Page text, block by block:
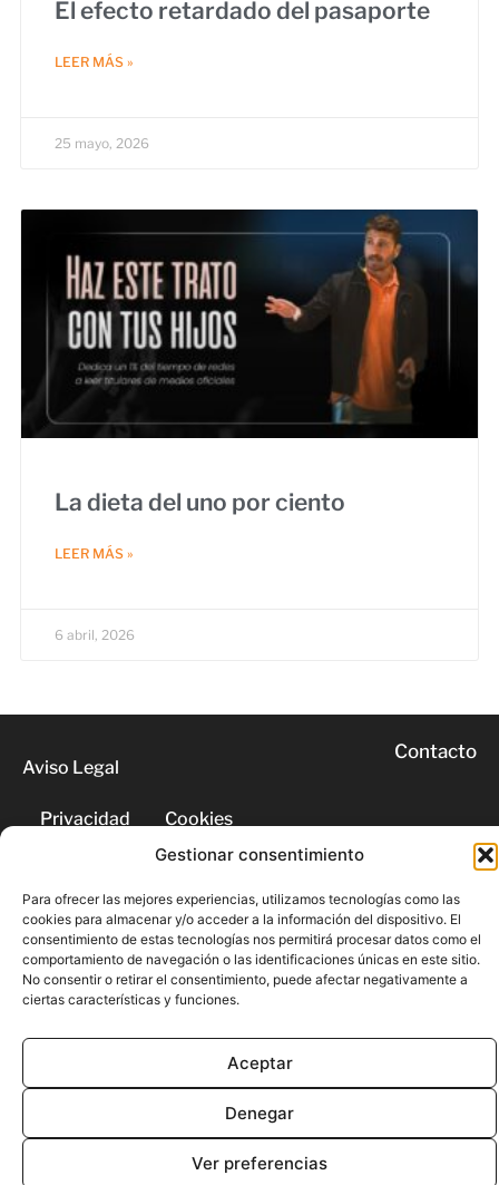
Gestionar consentimiento
Para ofrecer las mejores experiencias, utilizamos tecnologías como las
cookies para almacenar y/o acceder a la información del dispositivo. El
consentimiento de estas tecnologías nos permitirá procesar datos como el
comportamiento de navegación o las identificaciones únicas en este sitio.
No consentir o retirar el consentimiento, puede afectar negativamente a
ciertas características y funciones.
Aceptar
Denegar
Ver preferencias
El efecto retardado del pasaporte
LEER MÁS »
25 mayo, 2026
La dieta del uno por ciento
LEER MÁS »
6 abril, 2026
Aviso Legal
Privacidad Cookies
Contacto
reservados